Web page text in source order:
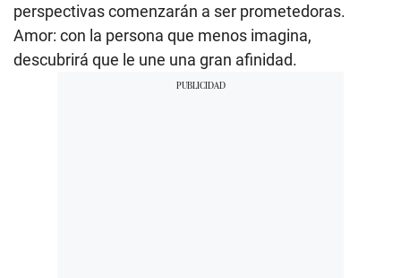
perspectivas comenzarán a ser prometedoras.
Amor: con la persona que menos imagina,
descubrirá que le une una gran afinidad.